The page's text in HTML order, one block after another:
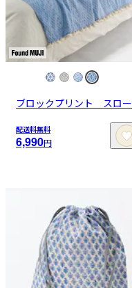
ブロックプリント スロー
配送料無料
6,990円